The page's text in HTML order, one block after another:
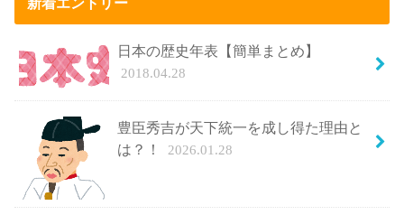
日本の歴史年表【簡単まとめ】
2018.04.28
豊臣秀吉が天下統一を成し得た理由と
は？！
2026.01.28